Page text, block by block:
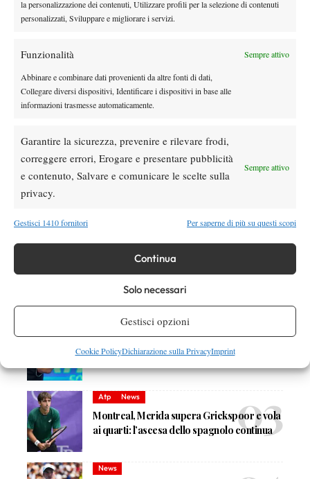
la personalizzazione dei contenuti, Utilizzare profili per la selezione di contenuti
personalizzati, Sviluppare e migliorare i servizi.
Funzionalità Sempre attivo
Abbinare e combinare dati provenienti da altre fonti di dati,
Collegare diversi dispositivi, Identificare i dispositivi in base alle
informazioni trasmesse automaticamente.
Garantire la sicurezza, prevenire e rilevare frodi,
correggere errori, Erogare e presentare pubblicità
e contenuto, Salvare e comunicare le scelte sulla
privacy.
Sempre attivo
Gestisci 1410 fornitori Per saperne di più su questi scopi
Continua
Solo necessari
Gestisci opzioni
Cookie PolicyDichiarazione sulla PrivacyImprint
4. Club Tennis Ceriano, 7 punti
6. Cus Catania, 4 punti
News
Sinner, 84 settimane da numero 1 ATP:
avvicinato ancora Agassi
News
Zandschulp, ora Shelton
Atp News
Montreal, Merida supera Griekspoor e vola
ai quarti: l’ascesa dello spagnolo continua
News